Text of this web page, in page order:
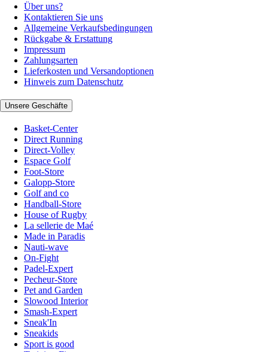
Über uns?
Kontaktieren Sie uns
Allgemeine Verkaufsbedingungen
Rückgabe & Erstattung
Impressum
Zahlungsarten
Lieferkosten und Versandoptionen
Hinweis zum Datenschutz
Unsere Geschäfte
Basket-Center
Direct Running
Direct-Volley
Espace Golf
Foot-Store
Galopp-Store
Golf and co
Handball-Store
House of Rugby
La sellerie de Maé
Made in Paradis
Nauti-wave
On-Fight
Padel-Expert
Pecheur-Store
Pet and Garden
Slowood Interior
Smash-Expert
Sneak'In
Sneakids
Sport is good